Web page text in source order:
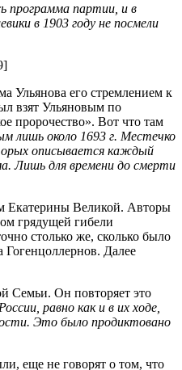
программа партии, и в
в 1903 году не посмели
Ульянова его стремлением к
взят Ульяновым по
пророчество». Вот что там
лишь около 1693 г. Местечко
описывается каждый
Лишь для времени до смерти
Екатерины Великой. Авторы
грядущей гибели
столько же, сколько было
Далее
Семьи. Он повторяет это
равно как и в их ходе,
Это было продиктовано
еще не говорят о том, что